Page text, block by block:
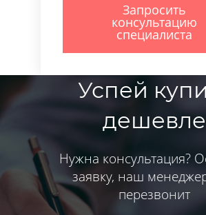
Запросить
консультацию
специалиста
Успей
дешевле
Нужна консультация?
заявку, наш
перезвонит